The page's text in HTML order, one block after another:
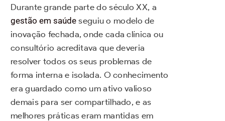
Durante grande parte do século XX, a
gestão em saúde seguiu o modelo de
inovação fechada, onde cada clínica ou
consultório acreditava que deveria
resolver todos os seus problemas de
forma interna e isolada. O conhecimento
era guardado como um ativo valioso
demais para ser compartilhado, e as
melhores práticas eram mantidas em